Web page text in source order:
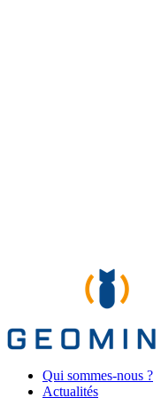
Qui sommes-nous ?
Actualités